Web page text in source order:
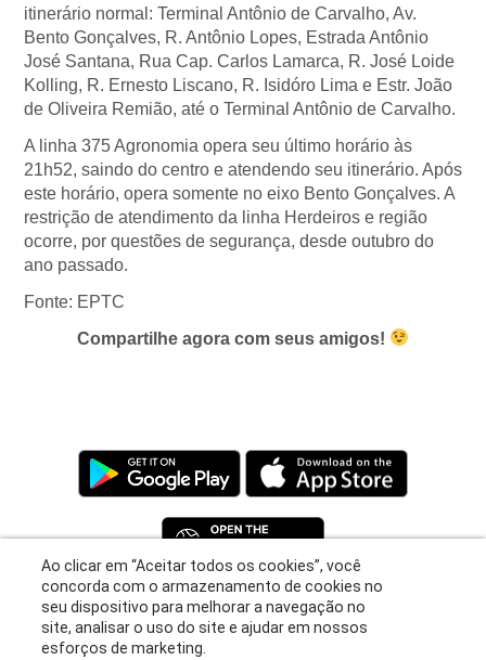
itinerário normal: Terminal Antônio de Carvalho, Av.
Bento Gonçalves, R. Antônio Lopes, Estrada Antônio
José Santana, Rua Cap. Carlos Lamarca, R. José Loide
Kolling, R. Ernesto Liscano, R. Isidóro Lima e Estr. João
de Oliveira Remião, até o Terminal Antônio de Carvalho.
A linha 375 Agronomia opera seu último horário às
21h52, saindo do centro e atendendo seu itinerário. Após
este horário, opera somente no eixo Bento Gonçalves. A
restrição de atendimento da linha Herdeiros e região
ocorre, por questões de segurança, desde outubro do
ano passado.
Fonte: EPTC
Compartilhe agora com seus amigos!
Privacy Policy|Terms|Support
© 2026 Moovit Updates - All Rights Reserved.
concorda com o armazenamento de cookies no
seu dispositivo para melhorar a navegação no
site, analisar o uso do site e ajudar em nossos
esforços de marketing.